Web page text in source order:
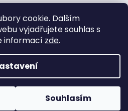
cookie. Dalším
vyjadřujete souhlas s
informací zde.
Souhlasím
Shoptet
. Všechna práva